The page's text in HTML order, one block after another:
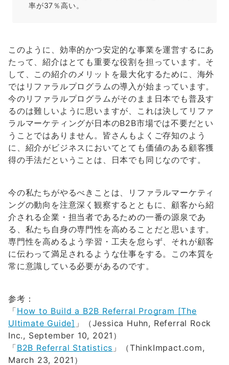
率が37％高い。
このように、効率的かつ安定的な事業を運営するにあ
たって、紹介はとても重要な役割を担っています。そ
して、この紹介のメリットを最大化するために、海外
ではリファラルプログラムの導入が始まっています。
今のリファラルプログラムがそのまま日本でも普及す
るのは難しいように思いますが、これは決してリファ
ラルマーケティングが日本のB2B市場では不要だとい
うことではありません。皆さんもよくご存知のよう
に、紹介がビジネスにおいてとても価値のある顧客獲
得の手法だということは、日本でも同じなのです。
今の私たちがやるべきことは、リファラルマーケティ
ングの動向を注意深く観察するとともに、顧客から紹
介される企業・担当者であるための一番の源泉であ
る、私たち自身の専門性を高めることだと思います。
専門性を高めるよう学習・工夫を怠らず、それが顧客
に伝わって満足されるような仕事をする。この本質を
常に意識している必要があるのです。
参考：
「How to Build a B2B Referral Program [The
Ultimate Guide] 」（Jessica Huhn, Referral Rock
Inc., September 10, 2021）
「B2B Referral Statistics 」（ThinkImpact.com,
March 23, 2021）